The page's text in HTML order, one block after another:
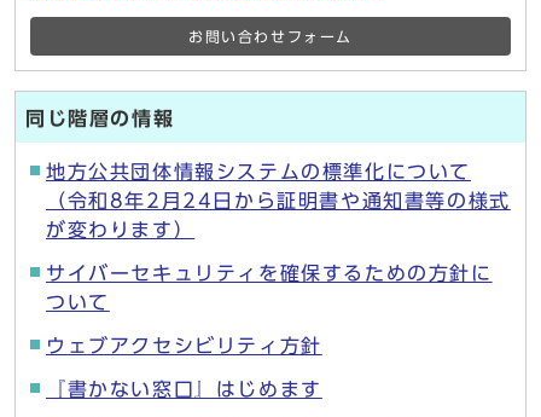
お問い合わせフォーム
同じ階層の情報
地方公共団体情報システムの標準化について
（令和8年2月24日から証明書や通知書等の様式
が変わります）
サイバーセキュリティを確保するための方針に
ついて
ウェブアクセシビリティ方針
『書かない窓口』はじめます